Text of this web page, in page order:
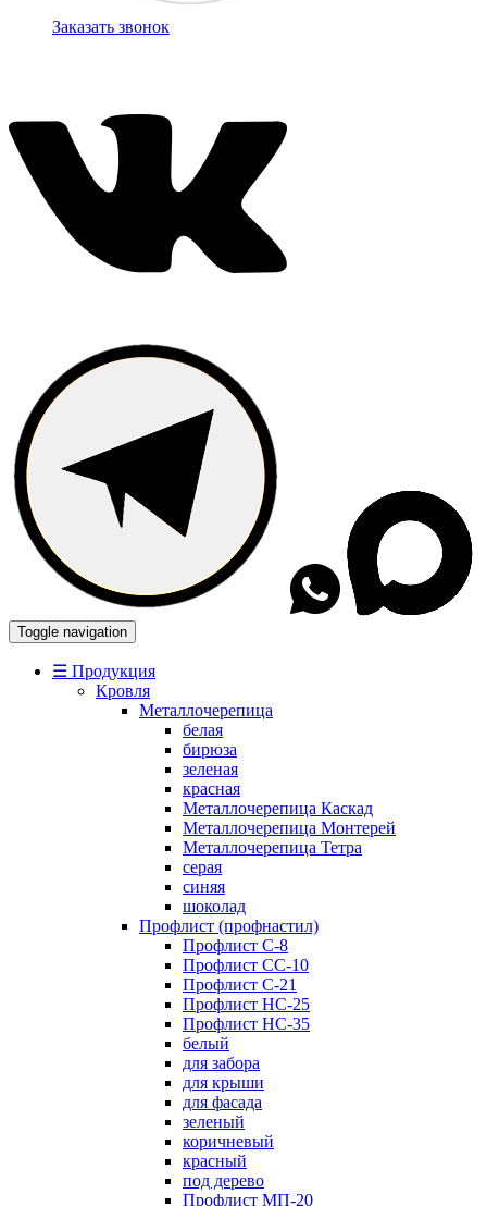
Заказать звонок
Toggle navigation
☰ Продукция
Кровля
Металлочерепица
белая
бирюза
зеленая
красная
Металлочерепица Каскад
Металлочерепица Монтерей
Металлочерепица Тетра
серая
синяя
шоколад
Профлист (профнастил)
Профлист С-8
Профлист СС-10
Профлист C-21
Профлист НС-25
Профлист НС-35
белый
для забора
для крыши
для фасада
зеленый
коричневый
красный
под дерево
Профлист МП-20